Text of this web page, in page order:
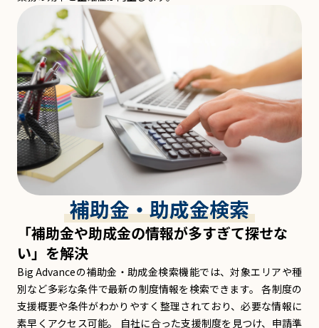
補助金・助成金検索
「補助金や助成金の情報が多すぎて探せな
い」を解決
Big Advanceの補助金・助成金検索機能では、対象エリアや種
別など多彩な条件で最新の制度情報を検索できます。 各制度の
支援概要や条件がわかりやすく整理されており、必要な情報に
素早くアクセス可能。 自社に合った支援制度を見つけ、申請準